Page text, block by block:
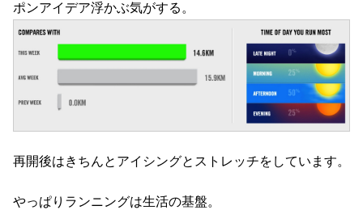
ポンアイデア浮かぶ気がする。
再開後はきちんとアイシングとストレッチをしています。
やっぱりランニングは生活の基盤。